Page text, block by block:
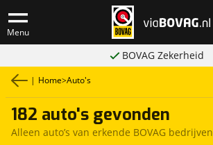
Menu
BOVAG Zekerheid
| Home>Auto's
182 auto's gevonden
Alleen auto’s van erkende BOVAG bedrijven